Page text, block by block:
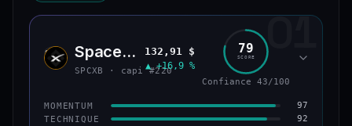
01
SPCX SpaceX (bStocks Tokenized Stock)
SPCXB · capi #220
132,91 $
▲ +16,9 %
79
SCORE
Confiance 43/100
MOMENTUM 97
TECHNIQUE 92